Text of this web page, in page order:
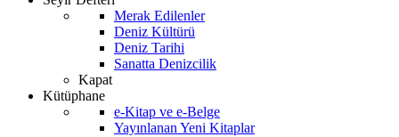
Merak Edilenler
Deniz Kültürü
Deniz Tarihi
Sanatta Denizcilik
Kapat
Kütüphane
e-Kitap ve e-Belge
Yayınlanan Yeni Kitaplar